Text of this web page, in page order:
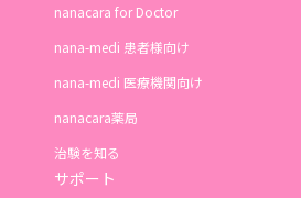
nanacara for Doctor
nana-medi 患者様向け
nana-medi 医療機関向け
nanacara薬局
治験を知る
サポート